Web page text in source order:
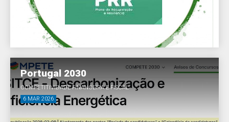
Portugal 2030
COMPETITIVIDADE FINANCEIRA E FISCAL
6 MAR 2026